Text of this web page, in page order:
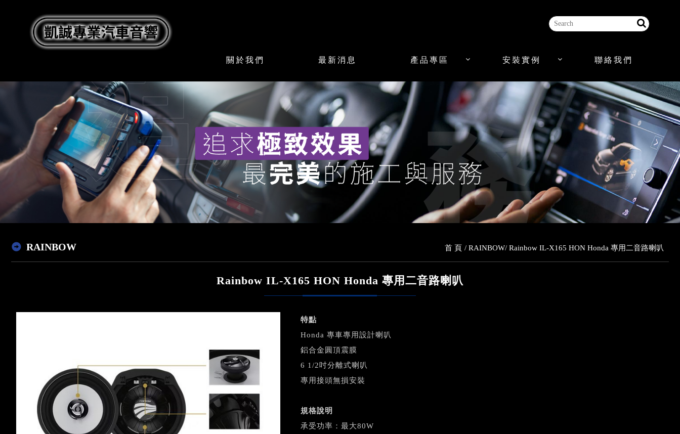
關於我們 最新消息 產品專區 安裝實例 聯絡我們
RAINBOW 首 頁 RAINBOW Rainbow IL-X165 HON Honda 專用二音路喇叭
Rainbow IL-X165 HON Honda 專用二音路喇叭
特點
Honda 專車專用設計喇叭
鋁合金圓頂震膜
6 1/2吋分離式喇叭
專用接頭無損安裝
規格說明
承受功率：最大80W